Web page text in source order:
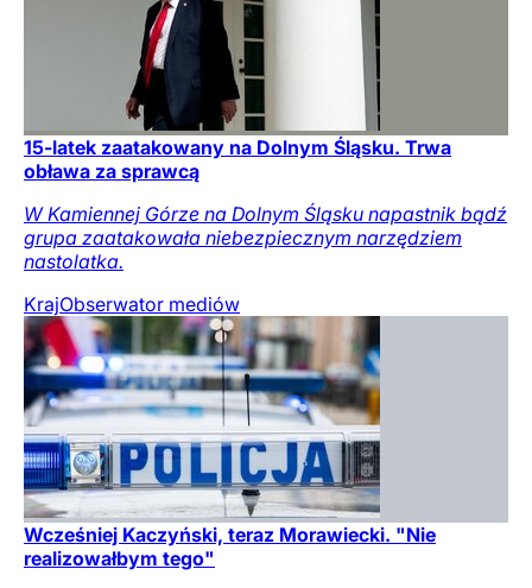
15-latek zaatakowany na Dolnym Śląsku. Trwa
obława za sprawcą
W Kamiennej Górze na Dolnym Śląsku napastnik bądź
grupa zaatakowała niebezpiecznym narzędziem
nastolatka.
KrajObserwator mediów
Wcześniej Kaczyński, teraz Morawiecki. "Nie
realizowałbym tego"